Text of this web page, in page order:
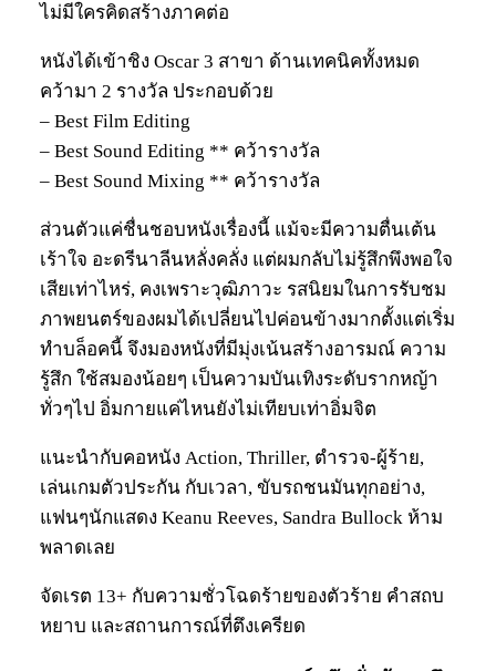
ไม่มีใครคิดสร้างภาคต่อ
หนังได้เข้าชิง Oscar 3 สาขา ด้านเทคนิคทั้งหมด
คว้ามา 2 รางวัล ประกอบด้วย
– Best Film Editing
– Best Sound Editing ** คว้ารางวัล
– Best Sound Mixing ** คว้ารางวัล
ส่วนตัวแค่ชื่นชอบหนังเรื่องนี้ แม้จะมีความตื่นเต้น
เร้าใจ อะดรีนาลีนหลั่งคลั่ง แต่ผมกลับไม่รู้สึกพึงพอใจ
เสียเท่าไหร่, คงเพราะวุฒิภาวะ รสนิยมในการรับชม
ภาพยนตร์ของผมได้เปลี่ยนไปค่อนข้างมากตั้งแต่เริ่ม
ทำบล็อคนี้ จึงมองหนังที่มีมุ่งเน้นสร้างอารมณ์ ความ
รู้สึก ใช้สมองน้อยๆ เป็นความบันเทิงระดับรากหญ้า
ทั่วๆไป อิ่มกายแค่ไหนยังไม่เทียบเท่าอิ่มจิต
แนะนำกับคอหนัง Action, Thriller, ตำรวจ-ผู้ร้าย,
เล่นเกมตัวประกัน กับเวลา, ขับรถชนมันทุกอย่าง,
แฟนๆนักแสดง Keanu Reeves, Sandra Bullock ห้าม
พลาดเลย
จัดเรต 13+ กับความชั่วโฉดร้ายของตัวร้าย คำสถบ
หยาบ และสถานการณ์ที่ตึงเครียด